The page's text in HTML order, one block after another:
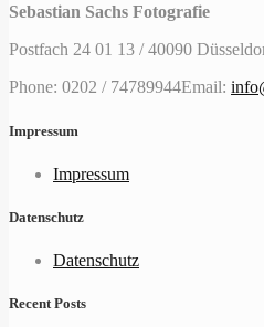
Sebastian Sachs Fotografie
Postfach 24 01 13 / 40090
Phone: 0202 / 74789944Email:
Impressum
Impressum
Datenschutz
Datenschutz
Recent Posts